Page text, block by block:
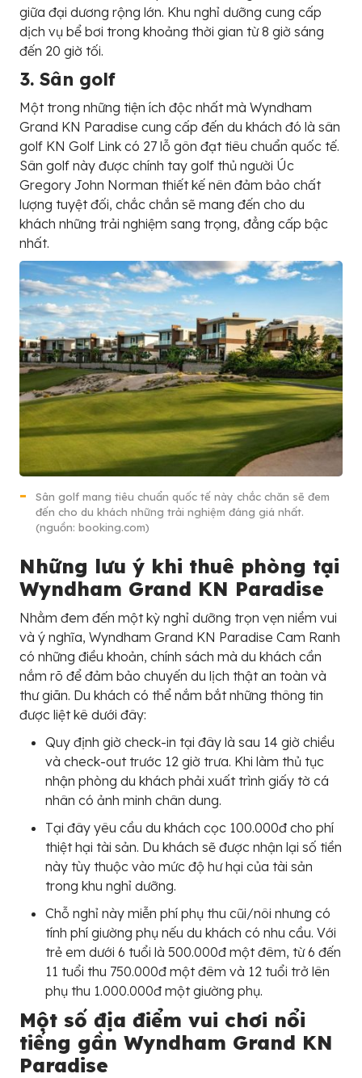
giữa đại dương rộng lớn. Khu nghỉ dưỡng cung cấp
dịch vụ bể bơi trong khoảng thời gian từ 8 giờ sáng
đến 20 giờ tối.
3. Sân golf
Một trong những tiện ích độc nhất mà Wyndham
Grand KN Paradise cung cấp đến du khách đó là sân
golf KN Golf Link có 27 lỗ gôn đạt tiêu chuẩn quốc tế.
Sân golf này được chính tay golf thủ người Úc
Gregory John Norman thiết kế nên đảm bảo chất
lượng tuyệt đối, chắc chắn sẽ mang đến cho du
khách những trải nghiệm sang trọng, đẳng cấp bậc
nhất.
Sân golf mang tiêu chuẩn quốc tế này chắc chăn sẽ đem
đến cho du khách những trải nghiệm đáng giá nhất.
(nguồn: booking.com)
Những lưu ý khi thuê phòng tại
Wyndham Grand KN Paradise
Nhằm đem đến một kỳ nghỉ dưỡng trọn vẹn niềm vui
và ý nghĩa, Wyndham Grand KN Paradise Cam Ranh
có những điều khoản, chính sách mà du khách cần
nắm rõ để đảm bảo chuyến du lịch thật an toàn và
thư giãn. Du khách có thể nắm bắt những thông tin
được liệt kê dưới đây:
Quy định giờ check-in tại đây là sau 14 giờ chiều
và check-out trước 12 giờ trưa. Khi làm thủ tục
nhận phòng du khách phải xuất trình giấy tờ cá
nhân có ảnh minh chân dung.
Tại đây yêu cầu du khách cọc 100.000đ cho phí
thiệt hại tài sản. Du khách sẽ được nhận lại số tiền
này tùy thuộc vào mức độ hư hại của tài sản
trong khu nghỉ dưỡng.
Chỗ nghỉ này miễn phí phụ thu cũi/nôi nhưng có
tính phí giường phụ nếu du khách có nhu cầu. Với
trẻ em dưới 6 tuổi là 500.000đ một đêm, từ 6 đến
11 tuổi thu 750.000đ một đêm và 12 tuổi trở lên
phụ thu 1.000.000đ một giường phụ.
Một số địa điểm vui chơi nổi
tiếng gần Wyndham Grand KN
Paradise